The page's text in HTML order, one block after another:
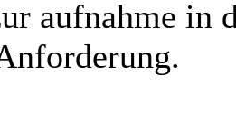
aufnahme in